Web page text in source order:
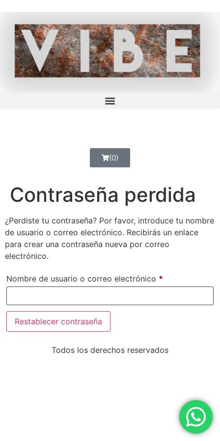
(0)
Contraseña perdida
¿Perdiste tu contraseña? Por favor, introduce tu nombre
de usuario o correo electrónico. Recibirás un enlace
para crear una contraseña nueva por correo
electrónico.
Nombre de usuario o correo electrónico *
Restablecer contraseña
Todos los derechos reservados